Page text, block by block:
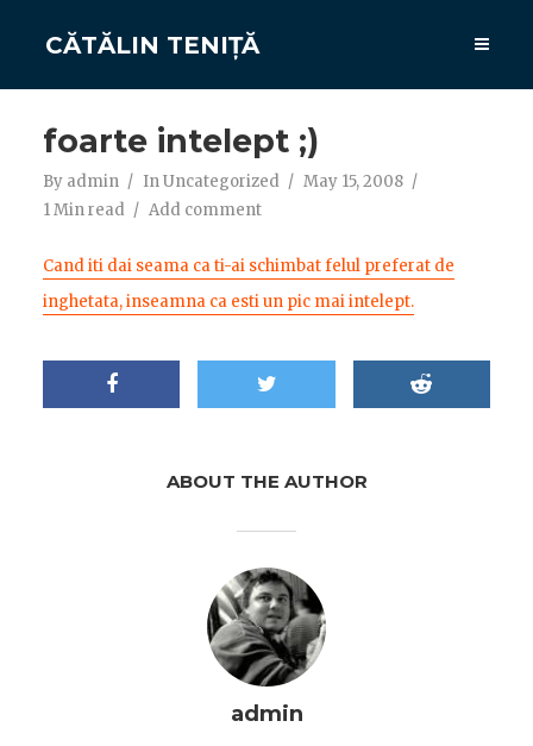
CĂTĂLIN TENIȚĂ
foarte intelept ;)
By admin InUncategorized
May 15, 2008
1 Min read
Add comment
Cand iti dai seama ca ti-ai schimbat felul preferat de
inghetata, inseamna ca esti un pic mai intelept.
ABOUT THE AUTHOR
admin